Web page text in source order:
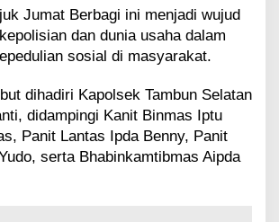
m
u
n
i
s
r
i
Jumat Berbagi ini menjadi wujud
dan dunia usaha dalam
sosial di masyarakat.
dihadiri Kapolsek Tambun Selatan
didampingi Kanit Binmas Iptu
Panit Lantas Ipda Benny, Panit
serta Bhabinkamtibmas Aipda